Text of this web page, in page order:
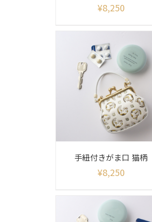
¥8,250
手紐付きがま口 猫柄
¥8,250